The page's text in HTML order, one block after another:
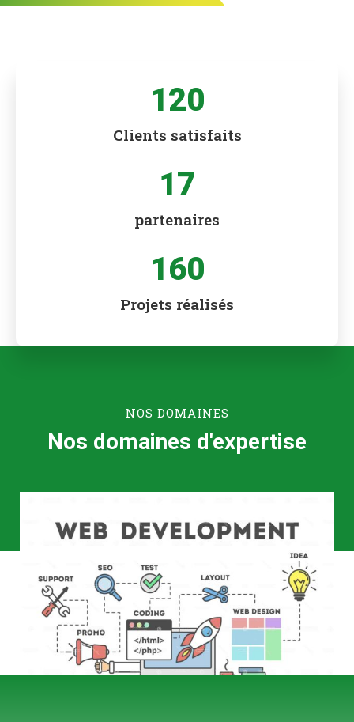
120
Clients satisfaits
17
partenaires
160
Projets réalisés
NOS DOMAINES
Nos domaines d'expertise